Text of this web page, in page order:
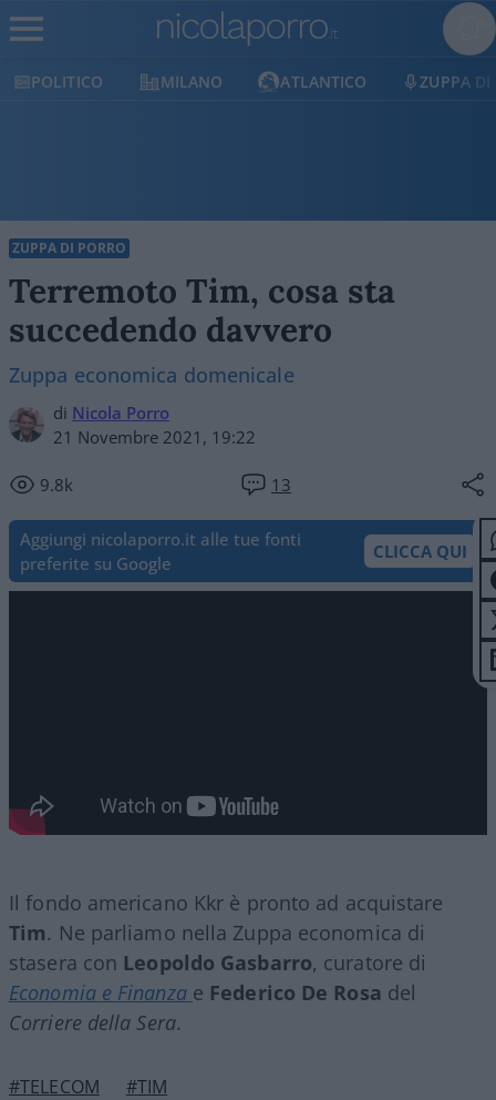
POLITICO MILANO ATLANTICO ZUPPA DI
ZUPPA DI PORRO
Terremoto Tim, cosa sta
succedendo davvero
Zuppa economica domenicale
di Nicola Porro
21 Novembre 2021, 19:22
9.8k 13
Aggiungi nicolaporro.it alle tue fonti
preferite su Google
CLICCA QUI
Il fondo americano Kkr è pronto ad acquistare
Tim. Ne parliamo nella Zuppa economica di
stasera con Leopoldo Gasbarro, curatore di
Economia e Finanza e Federico De Rosa del
Corriere della Sera.
#TELECOM #TIM